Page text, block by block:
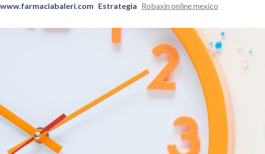
www.farmaciabaleri.com Estrategia Robaxin online mexico